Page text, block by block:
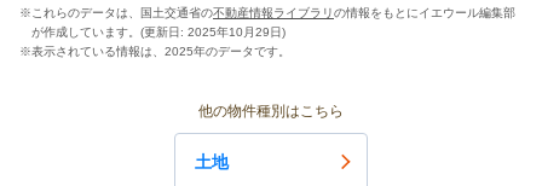
※ これらのデータは、国土交通省の不動産情報ライブラリの情報をもとにイエウール編集部
が作成しています。(更新日: 2025年10月29日)
※表示されている情報は、2025年のデータです。
他の物件種別はこちら
土地